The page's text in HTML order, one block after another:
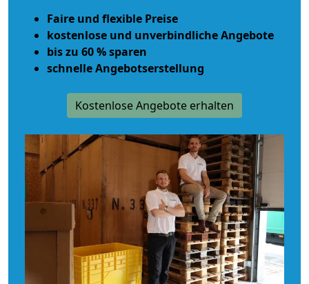
Faire und flexible Preise
kostenlose und unverbindliche Angebote
bis zu 60 % sparen
schnelle Angebotserstellung
Kostenlose Angebote erhalten